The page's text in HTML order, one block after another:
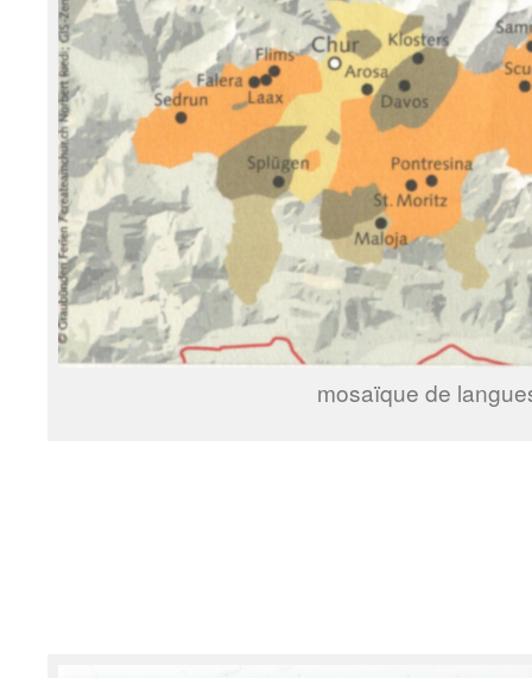
mosaïque de